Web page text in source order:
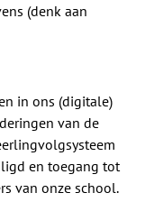
(denk aan
in ons (digitale)
van de
en toegang tot
van onze school.